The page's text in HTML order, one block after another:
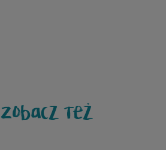
Zobacz też